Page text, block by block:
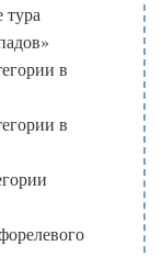
тура
в
в
тура. За